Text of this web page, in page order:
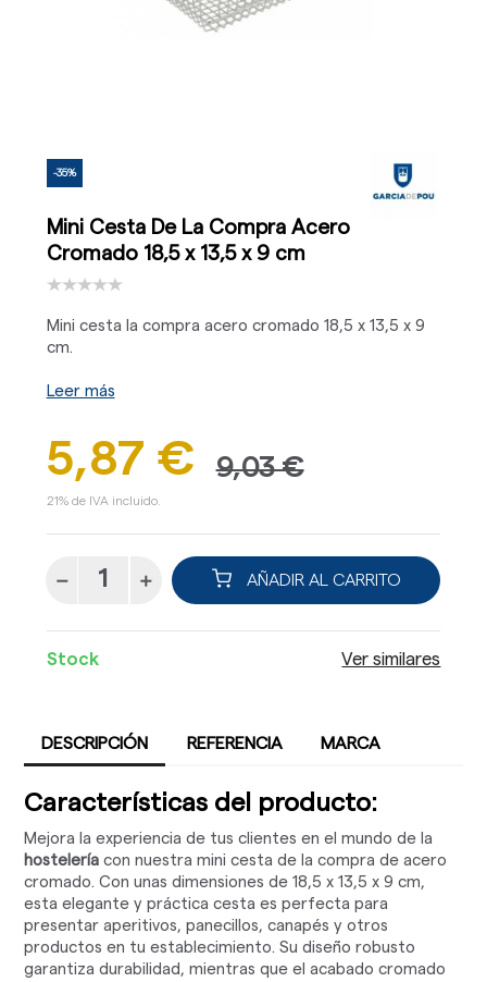
-35%
Mini Cesta De La Compra Acero
Cromado 18,5 x 13,5 x 9 cm
Mini cesta la compra acero cromado 18,5 x 13,5 x 9
cm.
Leer más
5,87 € 9,03 €
21% de IVA incluido.
AÑADIR AL CARRITO
Stock Ver similares
DESCRIPCIÓN REFERENCIA MARCA
Características del producto:
Mejora la experiencia de tus clientes en el mundo de la
hostelería con nuestra mini cesta de la compra de acero
cromado. Con unas dimensiones de 18,5 x 13,5 x 9 cm,
esta elegante y práctica cesta es perfecta para
presentar aperitivos, panecillos, canapés y otros
productos en tu establecimiento. Su diseño robusto
garantiza durabilidad, mientras que el acabado cromado